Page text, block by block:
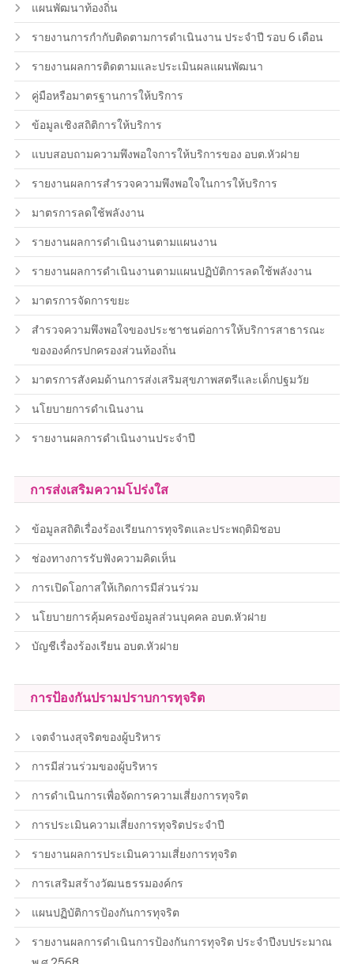
แผนพัฒนาท้องถิ่น
รายงานการกำกับติดตามการดำเนินงาน ประจำปี รอบ 6 เดือน
รายงานผลการติดตามและประเมินผลแผนพัฒนา
คู่มือหรือมาตรฐานการให้บริการ
ข้อมูลเชิงสถิติการให้บริการ
แบบสอบถามความพึงพอใจการให้บริการของ อบต.หัวฝาย
รายงานผลการสำรวจความพึงพอใจในการให้บริการ
มาตรการลดใช้พลังงาน
รายงานผลการดำเนินงานตามแผนงาน
รายงานผลการดำเนินงานตามแผนปฏิบัติการลดใช้พลังงาน
มาตรการจัดการขยะ
สำรวจความพึงพอใจของประชาชนต่อการให้บริการสาธารณะ
ขององค์กรปกครองส่วนท้องถิ่น
มาตรการสังคมด้านการส่งเสริมสุขภาพสตรีและเด็กปฐมวัย
นโยบายการดำเนินงาน
รายงานผลการดำเนินงานประจำปี
การส่งเสริมความโปร่งใส
ข้อมูลสถิติเรื่องร้องเรียนการทุจริตและประพฤติมิชอบ
ช่องทางการรับฟังความคิดเห็น
การเปิดโอกาสให้เกิดการมีส่วนร่วม
นโยบายการคุ้มครองข้อมูลส่วนบุคคล อบต.หัวฝาย
บัญชีเรื่องร้องเรียน อบต.หัวฝาย
การป้องกันปรามปราบการทุจริต
เจตจำนงสุจริตของผู้บริหาร
การมีส่วนร่วมของผู้บริหาร
การดำเนินการเพื่อจัดการความเสี่ยงการทุจริต
การประเมินความเสี่ยงการทุจริตประจำปี
รายงานผลการประเมินความเสี่ยงการทุจริต
การเสริมสร้างวัฒนธรรมองค์กร
แผนปฏิบัติการป้องกันการทุจริต
รายงานผลการดำเนินการป้องกันการทุจริต ประจำปีงบประมาณ